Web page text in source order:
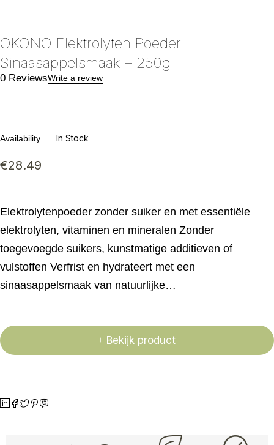
OKONO Elektrolyten Poeder
Sinaasappelsmaak – 250g
0 ReviewsWrite a review
Availability In Stock
€28.49
Elektrolytenpoeder zonder suiker en met essentiële
elektrolyten, vitaminen en mineralen Zonder
toegevoegde suikers, kunstmatige additieven of
vulstoffen Verfrist en hydrateert met een
sinaasappelsmaak van natuurlijke…
Bekijk product